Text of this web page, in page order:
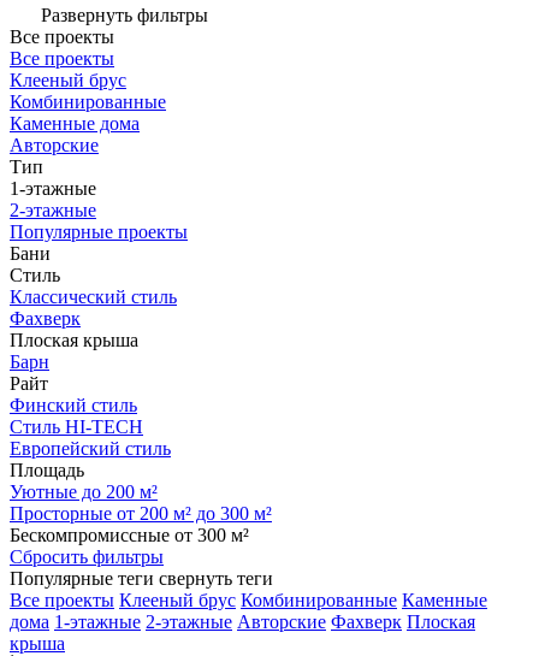
Развернуть фильтры
Все проекты
Все проекты
Клееный брус
Комбинированные
Каменные дома
Авторские
Тип
1-этажные
2-этажные
Популярные проекты
Бани
Стиль
Классический стиль
Фахверк
Плоская крыша
Барн
Райт
Финский стиль
Стиль HI-TECH
Европейский стиль
Площадь
Уютные до 200 м²
Просторные от 200 м² до 300 м²
Бескомпромиссные от 300 м²
Сбросить фильтры
Популярные теги свернуть теги
Все проекты Клееный брус Комбинированные Каменные
дома 1-этажные 2-этажные Авторские Фахверк Плоская
крыша